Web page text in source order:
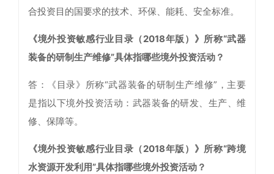
合投资目的国要求的技术、环保、能耗、安全标准。
《境外投资敏感行业目录（2018年版）》所称“武器
装备的研制生产维修”具体指哪些境外投资活动？
答：《目录》所称“武器装备的研制生产维修”，主要
是指以下境外投资活动：武器装备的研发、生产、维
修、保障等。
《境外投资敏感行业目录（2018年版）》所称“跨境
水资源开发利用”具体指哪些境外投资活动？